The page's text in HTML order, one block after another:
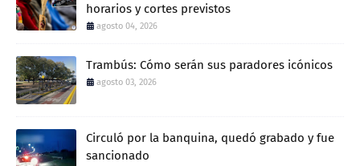
horarios y cortes previstos
agosto 04, 2026
Trambús: Cómo serán sus paradores icónicos
agosto 03, 2026
Circuló por la banquina, quedó grabado y fue
sancionado